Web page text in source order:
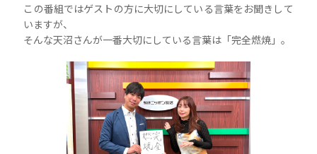
この番組ではゲストの方に大切にしている言葉をお聞きして
いますが、
そんな天沼さんが一番大切にしている言葉は「完全燃焼」。